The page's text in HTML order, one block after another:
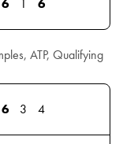
6 1 6
ATP, Qualifying
6 3 4